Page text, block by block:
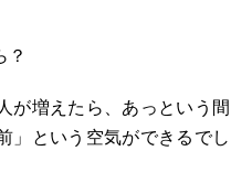
？
が増えたら、あっという間
」という空気ができるでし